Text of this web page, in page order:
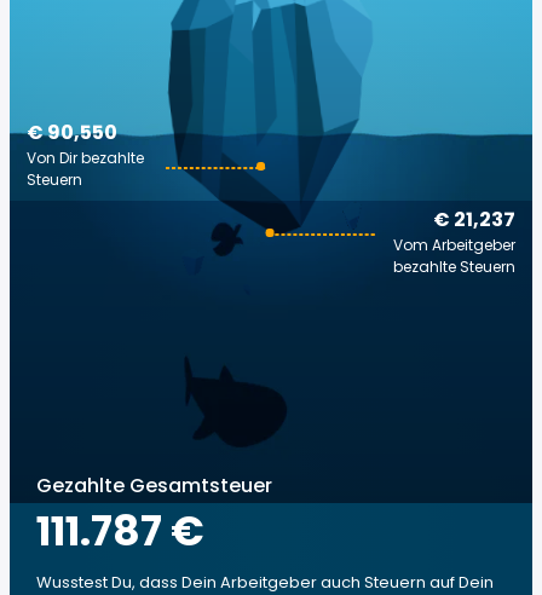
€ 21,237
Vom Arbeitgeber
bezahlte Steuern
€ 90,550
Von Dir bezahlte
Steuern
Gezahlte Gesamtsteuer
111.787 €
Wusstest Du, dass Dein Arbeitgeber auch Steuern auf Dein